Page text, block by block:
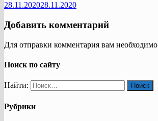
28.11.202028.11.2020
Добавить комментарий
Для отправки комментария вам необходимо
Поиск по сайту
Найти:
Рубрики